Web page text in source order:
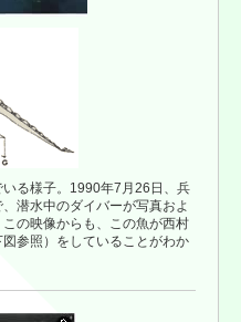
る様子。1990年7月26日、兵
潜水中のダイバーが写真およ
の映像からも、この魚が西村
参照）をしていることがわか